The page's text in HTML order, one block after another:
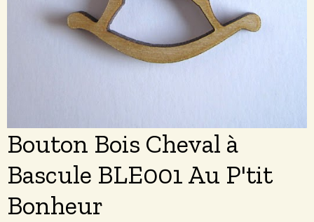
Bouton Bois Cheval à
Bascule BLE001 Au P'tit
Bonheur